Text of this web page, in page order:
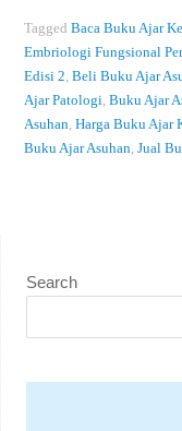
Tagged Baca Buku Ajar
Embriologi Fungsional
Edisi 2 Beli Buku Ajar
Ajar Patologi Buku Ajar
Asuhan Harga Buku Ajar
Buku Ajar Asuhan Jual
Search